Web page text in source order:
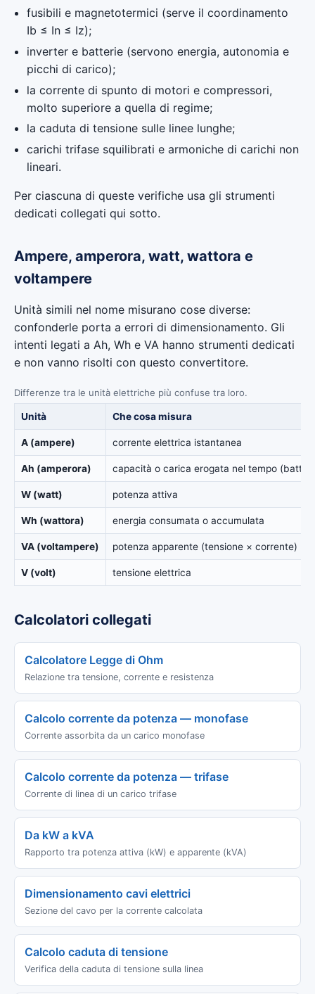
fusibili e magnetotermici (serve il coordinamento
Ib ≤ In ≤ Iz);
inverter e batterie (servono energia, autonomia e
picchi di carico);
la corrente di spunto di motori e compressori,
molto superiore a quella di regime;
la caduta di tensione sulle linee lunghe;
carichi trifase squilibrati e armoniche di carichi non
lineari.
Per ciascuna di queste verifiche usa gli strumenti
dedicati collegati qui sotto.
Ampere, amperora, watt, wattora e
voltampere
Unità simili nel nome misurano cose diverse:
confonderle porta a errori di dimensionamento. Gli
intenti legati a Ah, Wh e VA hanno strumenti dedicati
e non vanno risolti con questo convertitore.
Differenze tra le unità elettriche più confuse tra loro.
Unità Che cosa misura
A (ampere) corrente elettrica istantanea
Ah (amperora) capacità o carica erogata nel tempo
W (watt) potenza attiva
Wh (wattora) energia consumata o accumulata
VA (voltampere) potenza apparente (tensione × corrente)
V (volt) tensione elettrica
Calcolatori collegati
Calcolatore Legge di Ohm
Relazione tra tensione, corrente e resistenza
Calcolo corrente da potenza — monofase
Corrente assorbita da un carico monofase
Calcolo corrente da potenza — trifase
Corrente di linea di un carico trifase
Da kW a kVA
Rapporto tra potenza attiva (kW) e apparente (kVA)
Dimensionamento cavi elettrici
Sezione del cavo per la corrente calcolata
Calcolo caduta di tensione
Verifica della caduta di tensione sulla linea